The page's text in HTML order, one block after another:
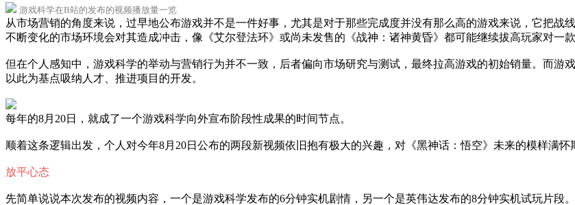
游戏科学在B站的发布的视频播放量一览
从市场营销的角度来说，过早地公布游戏并不是一件好事，尤其是对于那些完成度并没有那么高的游戏来说，它把战
不断变化的市场环境会对其造成冲击，像《艾尔登法环》或尚未发售的《战神：诸神黄昏》都可能继续拔高玩家对一
但在个人感知中，游戏科学的举动与营销行为并不一致，后者偏向市场研究与测试，最终拉高游戏的初始销量。而游
以此为基点吸纳人才、推进项目的开发。
每年的8月20日，就成了一个游戏科学向外宣布阶段性成果的时间节点。
顺着这条逻辑出发，个人对今年8月20日公布的两段新视频依旧抱有极大的兴趣，对《黑神话：悟空》未来的模样满
放平心态
先简单说说本次发布的视频内容，一个是游戏科学发布的6分钟实机剧情，另一个是英伟达发布的8分钟实机试玩片段。